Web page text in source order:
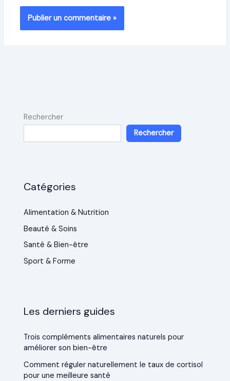
Rechercher
Rechercher
Catégories
Alimentation & Nutrition
Beauté & Soins
Santé & Bien-être
Sport & Forme
Les derniers guides
Trois compléments alimentaires naturels pour
améliorer son bien-être
Comment réguler naturellement le taux de cortisol
pour une meilleure santé